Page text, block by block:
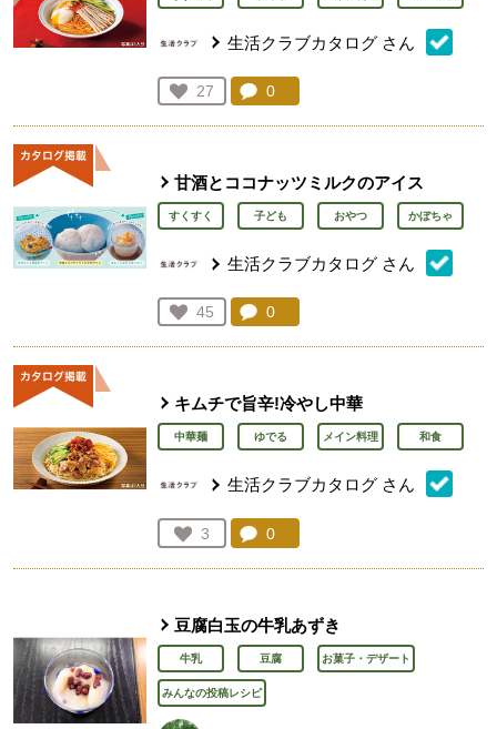
生活クラブカタログ さん
お気に入り登録：
27
人が登録
コメント：
0
甘酒とココナッツミルクのアイス​
すくすく 子ども おやつ かぼちゃ
生活クラブカタログ さん
お気に入り登録：
45
人が登録
コメント：
0
キムチで旨辛!冷やし中華
中華麺 ゆでる メイン料理 和食
生活クラブカタログ さん
お気に入り登録：
3
人が登録
コメント：
0
豆腐白玉の牛乳あずき
牛乳 豆腐 お菓子・デザート
みんなの投稿レシピ